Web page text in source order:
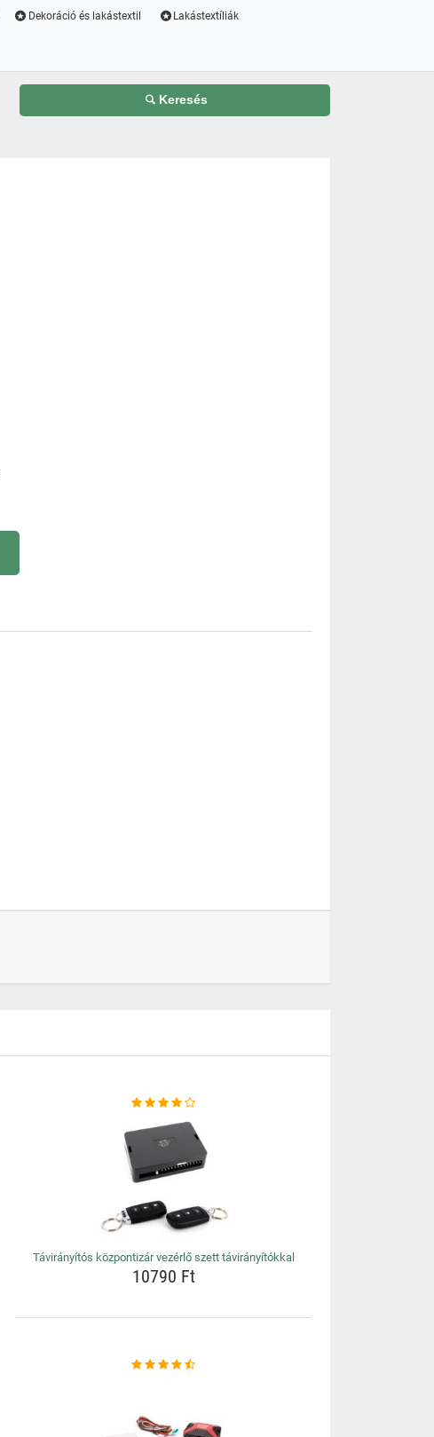
Dekoráció és lakástextil Lakástextíliák
Keresés
Távirányítós központizár vezérlő szett távirányítókkal
10790 Ft